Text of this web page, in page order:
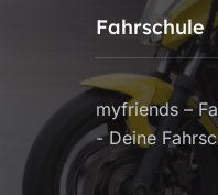
Fahrschule
myfriends –
- Deine